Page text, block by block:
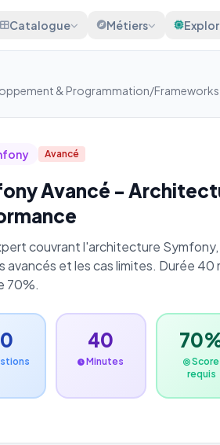
Catalogue Métiers
& Programmation/
Avancé
Avancé -
couvrant l'architecture
avancés et les cas limites. Durée 40
70%.
40
Minutes
Score
requis